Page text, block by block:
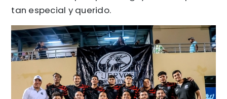
tan especial y querido.